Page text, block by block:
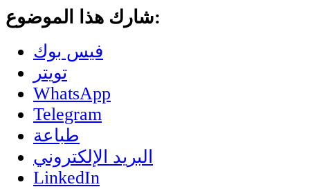
شارك هذا الموضوع:
فيس بوك
تويتر
WhatsApp
Telegram
طباعة
البريد الإلكتروني
LinkedIn